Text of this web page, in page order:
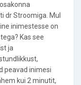
dr Stroomiga. Mul
inimestesse on
Kas see
ja
peavad inimesi
kui 2 minutit,